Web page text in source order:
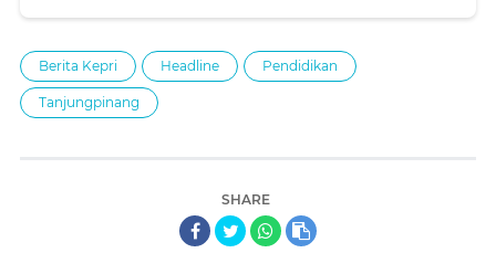
Berita Kepri Headline Pendidikan
Tanjungpinang
SHARE